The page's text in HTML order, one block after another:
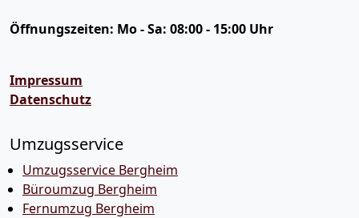
Öffnungszeiten: Mo - Sa: 08:00 - 15:00 Uhr
Impressum
Datenschutz
Umzugsservice
Umzugsservice Bergheim
Büroumzug Bergheim
Fernumzug Bergheim